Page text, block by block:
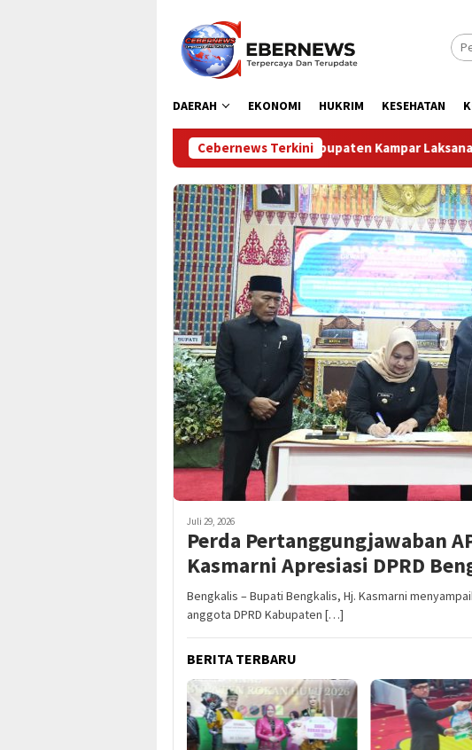
konten
DAERAH EKONOMI HUKRIM KESEHATAN
Cebernews Terkini
Kabupaten Kampar Laksanakan Pengamanan dan Pengaturan
Juli 29, 2026
Perda Pertanggungjawaban
Kasmarni Apresiasi DPRD
Bengkalis – Bupati Bengkalis, Hj. Kasmarni
anggota DPRD Kabupaten […]
BERITA TERBARU